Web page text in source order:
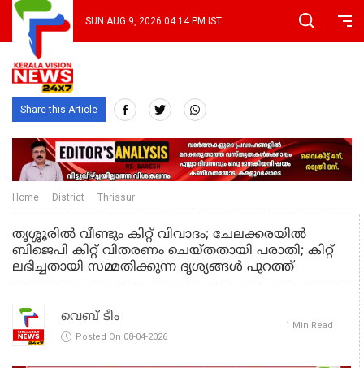
SUN AUG 9, 2026 04:14 PM IST
Share this Article
Home District Thrissur
തൃശ്ശൂരിൽ വീണ്ടും കിറ്റ് വിവാദം; ചേലക്കരയിൽ
ബിജെപി കിറ്റ് വിതരണം ചെയ്തതായി പരാതി; കിറ്റ്
ലഭിച്ചതായി സമ്മതിക്കുന്ന ദൃശ്യങ്ങൾ പുറത്ത്
വെബ് ടീം
Posted On 08-04-2026
1 Min Read